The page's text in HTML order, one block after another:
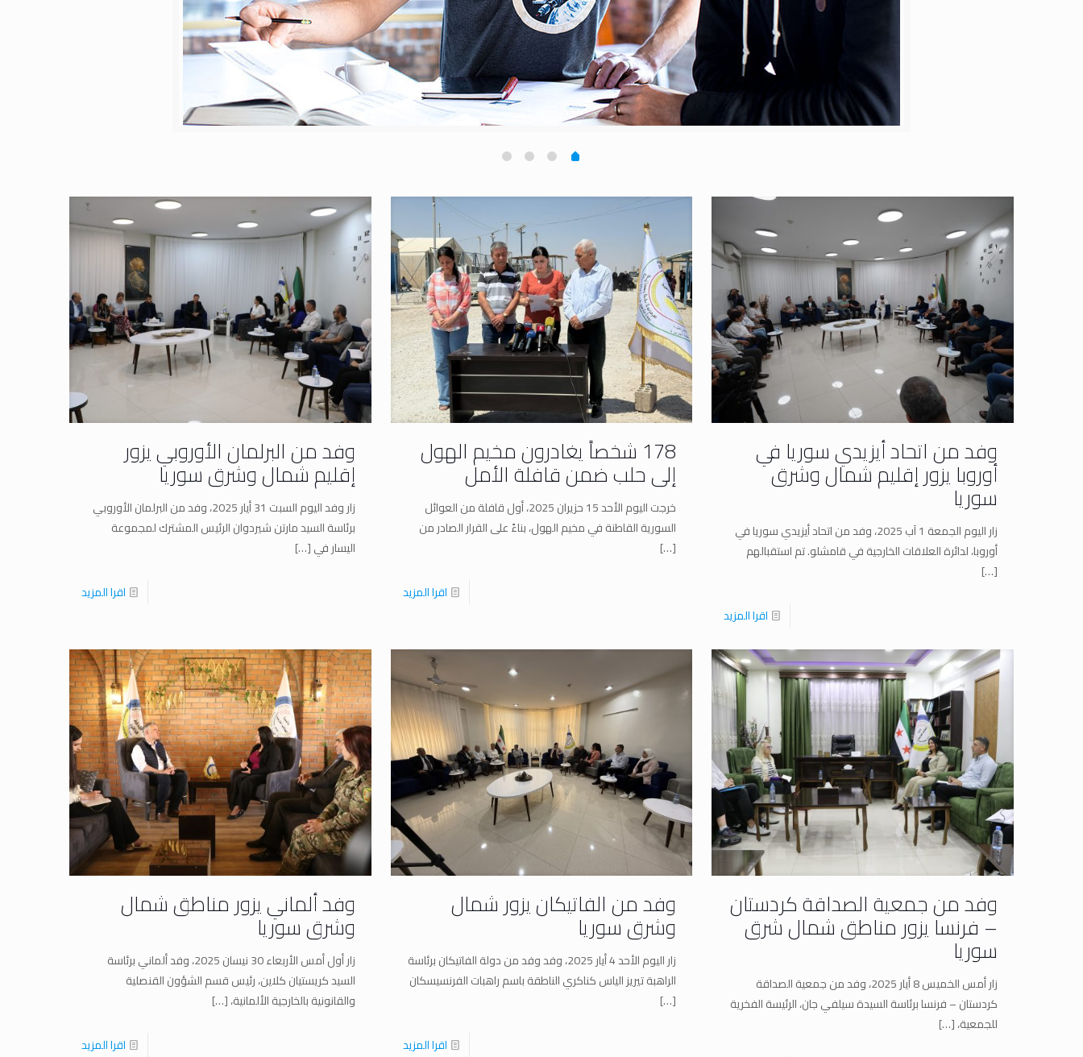
وفد من اتحاد أيزيدي سوريا في
أوروبا يزور إقليم شمال وشرق
سوريا
زار اليوم الجمعة 1 آب 2025، وفد من اتحاد أيزيدي سوريا في
أوروبا، لدائرة العلاقات الخارجية في قامشلو. تم استقبالهم
[…]
اقرا المزيد
178 شخصاً يغادرون مخيم الهول
إلى حلب ضمن قافلة الأمل
خرجت اليوم الأحد 15 حزيران 2025، أول قافلة من العوائل
السورية القاطنة في مخيم الهول، بناءً على القرار الصادر من
[…]
اقرا المزيد
وفد من البرلمان الأوروبي يزور
إقليم شمال وشرق سوريا
زار وفد اليوم السبت 31 أيار 2025، وفد من البرلمان الأوروبي
برئاسة السيد مارتن شيردوان الرئيس المشترك لمجموعة
اليسار في[…]
اقرا المزيد
وفد من جمعية الصداقة كردستان
– فرنسا يزور مناطق شمال شرق
سوريا
زار أمس الخميس 8 أيار 2025، وفد من جمعية الصداقة
كردستان – فرنسا برئاسة السيدة سيلفي جان، الرئيسة الفخرية
للجمعية،[…]
وفد من الفاتيكان يزور شمال
وشرق سوريا
زار اليوم الأحد 4 أيار 2025، وفد وفد من دولة الفاتيكان برئاسة
الراهبة تيريز الياس كناكري الناطقة باسم راهبات الفرنسيسكان
[…]
اقرا المزيد
وفد ألماني يزور مناطق شمال
وشرق سوريا
زار أول أمس الأربعاء 30 نيسان 2025، وفد ألماني برئاسة
السيد كريستيان كلاين، رئيس قسم الشؤون القنصلية
والقانونية بالخارجية الألمانية،[…]
اقرا المزيد